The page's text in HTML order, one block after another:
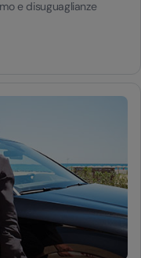
e disuguaglianze